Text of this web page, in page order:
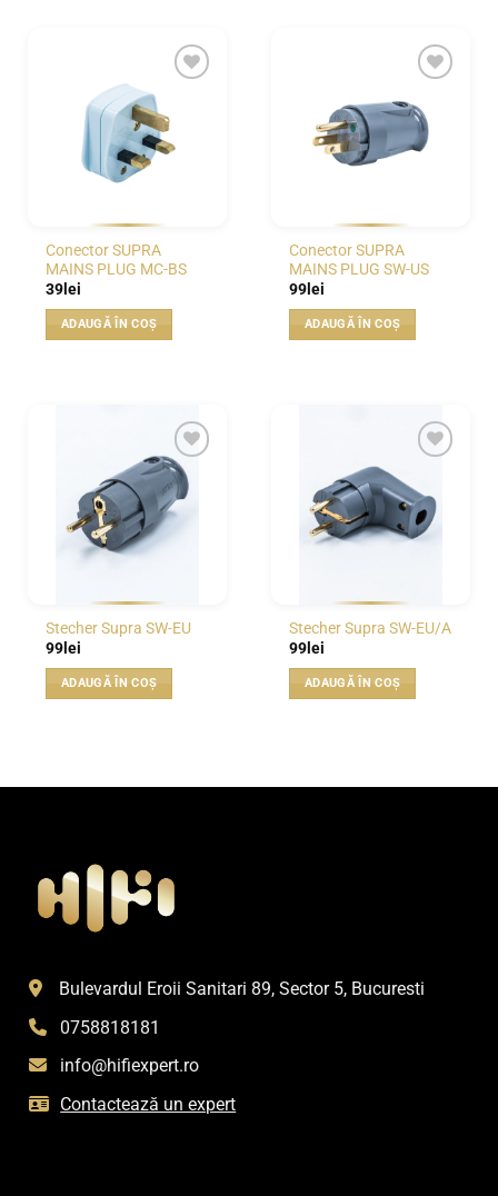
WISHLIST
Conector SUPRA
MAINS PLUG MC-BS
39 lei
ADAUGĂ ÎN COȘ
Conector SUPRA
MAINS PLUG SW-US
99 lei
ADAUGĂ ÎN COȘ
WISHLIST
Stecher Supra SW-EU
99 lei
ADAUGĂ ÎN COȘ
WISHLIST
Stecher Supra SW-EU/A
99 lei
ADAUGĂ ÎN COȘ
Bulevardul Eroii Sanitari 89, Sector 5, Bucuresti
0758818181
info@hifiexpert.ro
Contactează un expert